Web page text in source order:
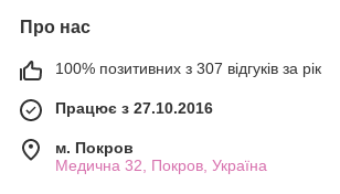
Про нас
100% позитивних з 307 відгуків за рік
Працює з 27.10.2016
м. Покров
Медична 32, Покров, Україна